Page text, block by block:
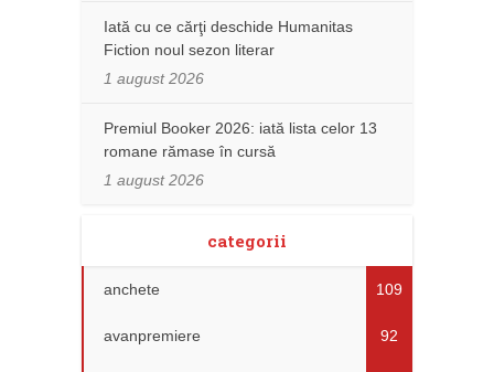
Iată cu ce cărţi deschide Humanitas
Fiction noul sezon literar
1 august 2026
Premiul Booker 2026: iată lista celor 13
romane rămase în cursă
1 august 2026
categorii
anchete 109
avanpremiere 92